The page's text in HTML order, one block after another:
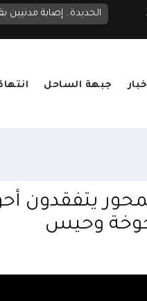
الحديدة.. إصابة
جبهة الساحل
يتفقدون
وحيس